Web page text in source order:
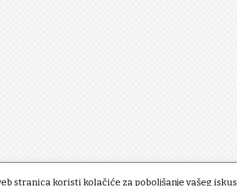
stranica koristi kolačiće za poboljšanje vašeg